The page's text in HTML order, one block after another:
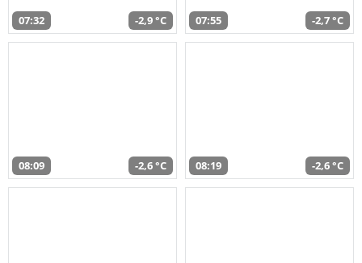
07:32 -2,9 °C 07:55 -2,7 °C
08:09 -2,6 °C 08:19 -2,6 °C